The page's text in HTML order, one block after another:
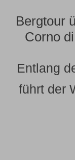
Bergtour
Corno
Entlang
führt der